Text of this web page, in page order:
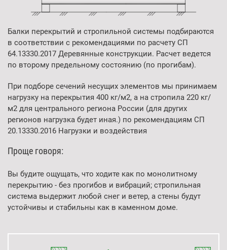
Балки перекрытий и стропильной системы подбираются
в соответствии с рекомендациями по расчету СП
64.13330.2017 Деревянные конструкции. Расчет ведется
по второму предельному состоянию (по прогибам).
При подборе сечений несущих элементов мы принимаем
нагрузку на перекрытия 400 кг/м2, а на стропила 220 кг/
м2 для центрального региона России (для других
регионов нагрузка будет иная.) по рекомендациям СП
20.13330.2016 Нагрузки и воздействия
Проще говоря:
Вы будите ощущать, что ходите как по монолитному
перекрытию - без прогибов и вибраций; стропильная
система выдержит любой снег и ветер, а стены будут
устойчивы и стабильны как в каменном доме.